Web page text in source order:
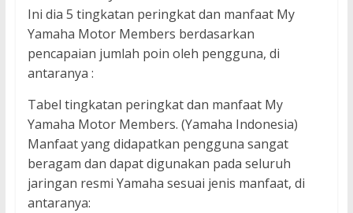
Ini dia 5 tingkatan peringkat dan manfaat My
Yamaha Motor Members berdasarkan
pencapaian jumlah poin oleh pengguna, di
antaranya :
Tabel tingkatan peringkat dan manfaat My
Yamaha Motor Members. (Yamaha Indonesia)
Manfaat yang didapatkan pengguna sangat
beragam dan dapat digunakan pada seluruh
jaringan resmi Yamaha sesuai jenis manfaat, di
antaranya: